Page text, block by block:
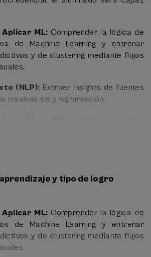
a IAs
modelos generativos.
no solo lacapacitación técnica
también la
la privacidad de los datos de
una visión crítica sobre la
ML: Comprender la lógica de
de Machine Learning y entrenar
y de clustering mediante flujos
(NLP): Extraer insights de fuentes
masivas sin programación.
Evaluar las implicaciones
y tipo de logro
ML: Comprender la lógica de
de Machine Learning y entrenar
y de clustering mediante flujos